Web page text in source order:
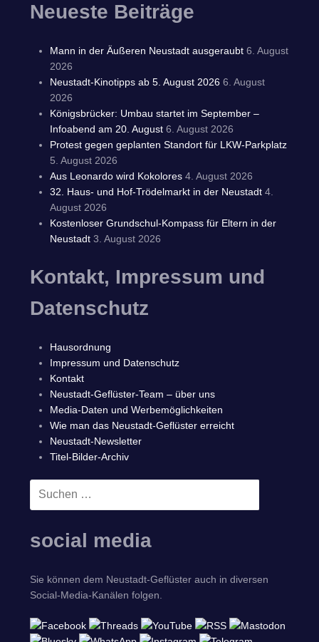
Neueste Beiträge
Mann in der Äußeren Neustadt ausgeraubt 6. August
2026
Neustadt-Kinotipps ab 5. August 2026 6. August
2026
Königsbrücker: Umbau startet im September –
Infoabend am 20. August 6. August 2026
Protest gegen geplanten Standort für LKW-Parkplatz
5. August 2026
Aus Leonardo wird Kokolores 4. August 2026
32. Haus- und Hof-Trödelmarkt in der Neustadt 4.
August 2026
Kostenloser Grundschul-Kompass für Eltern in der
Neustadt 3. August 2026
Kontakt, Impressum und
Datenschutz
Hausordnung
Impressum und Datenschutz
Kontakt
Neustadt-Geflüster-Team – über uns
Media-Daten und Werbemöglichkeiten
Wie man das Neustadt-Geflüster erreicht
Neustadt-Newsletter
Titel-Bilder-Archiv
Suchen
social media
Sie können dem Neustadt-Geflüster auch in diversen
Social-Media-Kanälen folgen.